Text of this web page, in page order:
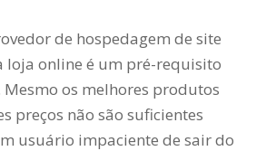
de hospedagem de site
loja online é um pré-requisito
Mesmo os melhores produtos
preços não são suficientes
usuário impaciente de sair do